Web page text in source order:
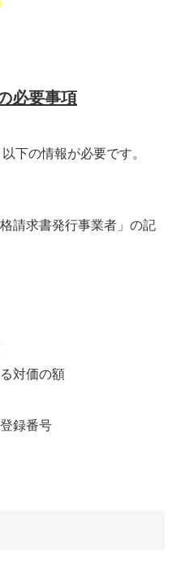
必要事項
下の情報が必要です。
請求書発行事業者」の記
対価の額
録番号